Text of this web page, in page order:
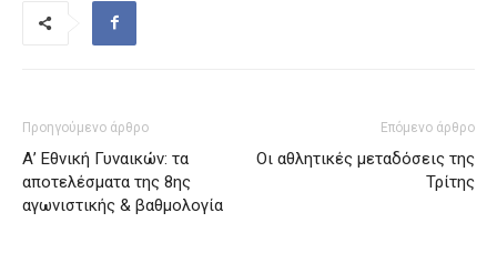
Προηγούμενο άρθρο
Α’ Εθνική Γυναικών: τα
αποτελέσματα της 8ης
αγωνιστικής & βαθμολογία
Επόμενο άρθρο
Οι αθλητικές μεταδόσεις της
Τρίτης